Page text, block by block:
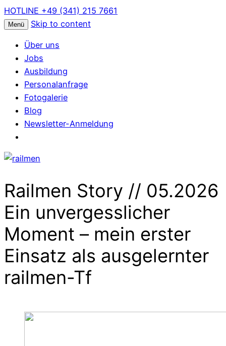
HOTLINE +49 (341) 215 7661
Menü Skip to content
Über uns
Jobs
Ausbildung
Personalanfrage
Fotogalerie
Blog
Newsletter-Anmeldung
Railmen Story // 05.2026
Ein unvergesslicher
Moment – mein erster
Einsatz als ausgelernter
railmen-Tf